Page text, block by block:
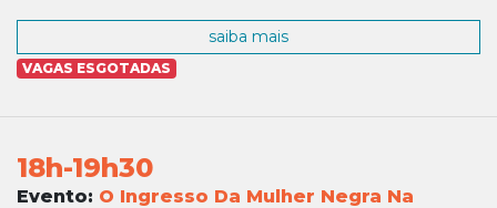
saiba mais
VAGAS ESGOTADAS
18h-19h30
Evento: O Ingresso Da Mulher Negra Na